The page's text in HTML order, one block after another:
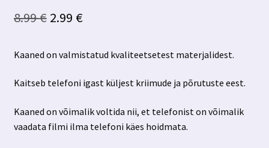
8.99€ Algne
oli:
8.99 €.
2.99 €Praegune
on:
2.99 €.
Kaaned on valmistatud kvaliteetsetest materjalidest.
Kaitseb telefoni igast küljest kriimude ja põrutuste eest.
Kaaned on võimalik voltida nii, et telefonist on võimalik
vaadata filmi ilma telefoni käes hoidmata.